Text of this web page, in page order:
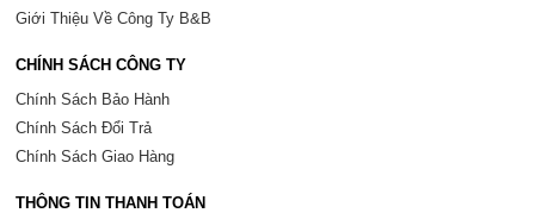
Giới Thiệu Về Công Ty B&B
CHÍNH SÁCH CÔNG TY
Chính Sách Bảo Hành
Chính Sách Đổi Trả
Chính Sách Giao Hàng
THÔNG TIN THANH TOÁN